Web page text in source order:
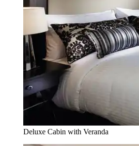
Deluxe Cabin with Veranda